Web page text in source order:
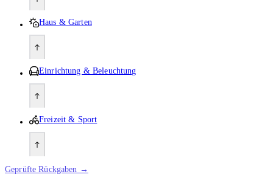
Haus & Garten
Einrichtung & Beleuchtung
Freizeit & Sport
Geprüfte Rückgaben →